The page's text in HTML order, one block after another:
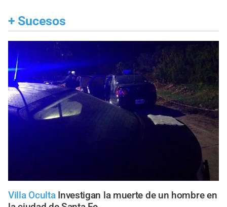
+ Sucesos
Villa Oculta Investigan la muerte de un hombre en